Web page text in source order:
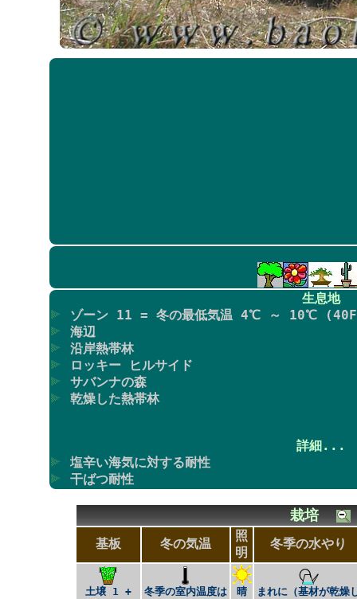
生息地
ゾーン 11 = 冬の最低気温 4℃ ～ 10℃
海辺
沿岸熱帯林
ロッキー ヒルサイド
サバンナの森
乾燥した熱帯林
詳細...
塩辛い海気に対する耐性
干ばつ耐性
栽培
基板 冬の気温
照
明
冬季の水やり
土壌 1 +
冬季の室内温度は
晴
まれに（基材が乾燥